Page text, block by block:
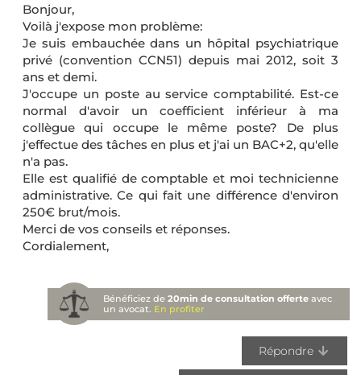
Bonjour,
Voilà j'expose mon problème:
Je suis embauchée dans un hôpital psychiatrique
privé (convention CCN51) depuis mai 2012, soit 3
ans et demi.
J'occupe un poste au service comptabilité. Est-ce
normal d'avoir un coefficient inférieur à ma
collègue qui occupe le même poste? De plus
j'effectue des tâches en plus et j'ai un BAC+2, qu'elle
n'a pas.
Elle est qualifié de comptable et moi technicienne
administrative. Ce qui fait une différence d'environ
250€ brut/mois.
Merci de vos conseils et réponses.
Cordialement,
Bénéficiez de20min de consultation offerte avec
un avocat. En profiter
Répondre